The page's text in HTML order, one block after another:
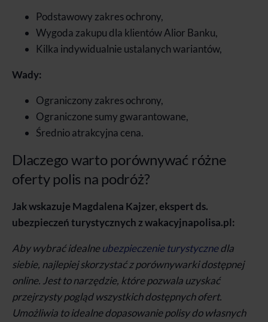
Podstawowy zakres ochrony,
Wygoda zakupu dla klientów Alior Banku,
Kilka indywidualnie ustalanych wariantów,
Wady:
Ograniczony zakres ochrony,
Ograniczone sumy gwarantowane,
Średnio atrakcyjna cena.
Dlaczego warto porównywać różne
oferty polis na podróż?
Jak wskazuje Magdalena Kajzer, ekspert ds.
ubezpieczeń turystycznych z wakacyjnapolisa.pl:
Aby wybrać idealneubezpieczenie turystycznedla
siebie, najlepiej skorzystać z porównywarki dostępnej
online. Jest to narzędzie, które pozwala uzyskać
przejrzysty pogląd wszystkich dostępnych ofert.
Umożliwia to idealne dopasowanie polisy do własnych